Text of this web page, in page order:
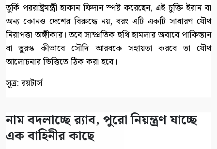
তুর্কি পররাষ্ট্রমন্ত্রী হাকান ফিদান স্পষ্ট করেছেন, এই চুক্তি ইরান বা
অন্য কোনও দেশের বিরুদ্ধে নয়, বরং এটি একটি সাধারণ যৌথ
নিরাপত্তা অঙ্গীকার। তবে সাম্প্রতিক হুথি হামলার জবাবে পাকিস্তান
বা তুরস্ক কীভাবে সৌদি আরবকে সহায়তা করবে তা যৌথ
আলোচনার ভিত্তিতে ঠিক করা হবে।
সূত্র: রয়টার্স
নাম বদলাচ্ছে র‌্যাব, পুরো নিয়ন্ত্রণ যাচ্ছে
এক বাহিনীর কাছে